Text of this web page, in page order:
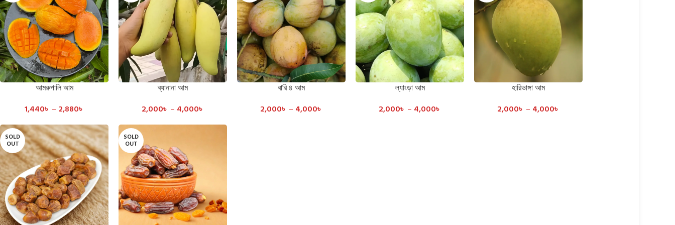
SELECT OPTIONSআমরুপালি আম
1,440৳ – 2,880৳
SELECT OPTIONSব্যানানা আম
2,000৳ – 4,000৳
SELECT OPTIONSবারি ৪ আম
2,000৳ – 4,000৳
SELECT OPTIONSল্যাংড়া আম
2,000৳ – 4,000৳
SELECT OPTIONSহারিভাঙ্গা আম
2,000৳ – 4,000৳
SOLD
OUT
SOLD
OUT